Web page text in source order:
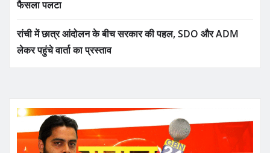
फैसला पलटा
रांची में छात्र आंदोलन के बीच सरकार की पहल, SDO और ADM
लेकर पहुंचे वार्ता का प्रस्ताव